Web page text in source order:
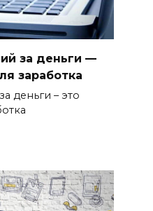
за деньги —
заработка
деньги – это